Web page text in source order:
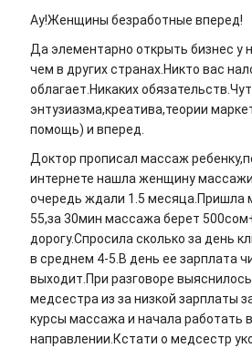
Ау!Женщины безработные вперед!
Да элементарно открыть бизнес у
чем в других странах.Никто вас
облагает.Никаких
энтузиазма,креатива,теории
помощь) и вперед.
Доктор прописал массаж
интернете нашла женщину
очередь ждали 1.5 месяца.Пришла
55,за 30мин массажа берет
дорогу.Спросила сколько за день
в среднем 4-5.В день ее зарплата
выходит.При разговоре
медсестра из за низкой зарплаты
курсы массажа и начала работать
направлении.Кстати о медсестр